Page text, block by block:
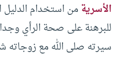
الأسريةمن استخدام الدليل
للبرهنة على صحة الرأي
سيرته صلى الله مع زوجاته